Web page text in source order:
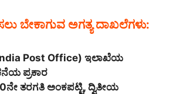
ಬೇಕಾಗುವ ಅಗತ್ಯ ದಾಖಲೆಗಳು:
Post Office) ಇಲಾಖೆಯ
ಪ್ರಕಾರ
ತರಗತಿ ಅಂಕಪಟ್ಟಿ, ದ್ವಿತೀಯ